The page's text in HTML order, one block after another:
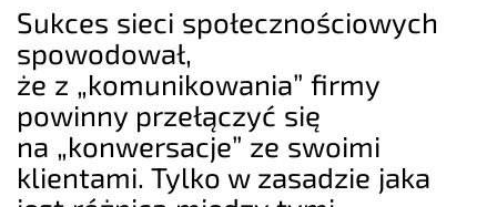
Sukces sieci społecznościowych
spowodował,
że z „komunikowania” firmy
powinny przełączyć się
na „konwersacje” ze swoimi
klientami. Tylko w zasadzie jaka